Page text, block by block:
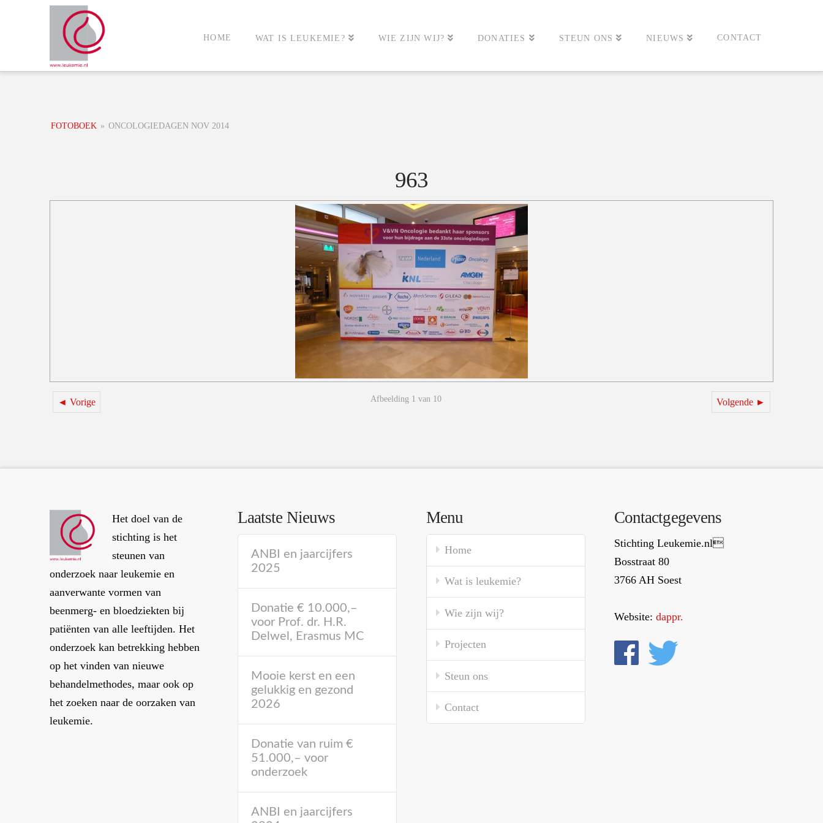
HOME WAT IS LEUKEMIE? WIE ZIJN WIJ? DONATIES STEUN ONS NIEUWS CONTACT
FOTOBOEK » ONCOLOGIEDAGEN NOV 2014
963
◄ Vorige Volgende ►
Afbeelding 1 van 10
Het doel van de
stichting is het
steunen van
onderzoek naar leukemie en
aanverwante vormen van
beenmerg- en bloedziekten bij
patiënten van alle leeftijden. Het
onderzoek kan betrekking hebben
op het vinden van nieuwe
behandelmethodes, maar ook op
het zoeken naar de oorzaken van
leukemie.
Laatste Nieuws
ANBI en jaarcijfers
2025
Donatie € 10.000,–
voor Prof. dr. H.R.
Delwel, Erasmus MC
Mooie kerst en een
gelukkig en gezond
2026
Donatie van ruim €
51.000,– voor
onderzoek
ANBI en jaarcijfers
Menu
Home
Wat is leukemie?
Wie zijn wij?
Projecten
Steun ons
Contact
Contactgegevens
Stichting Leukemie.nl
Bosstraat 80
3766 AH Soest
Website:dappr.